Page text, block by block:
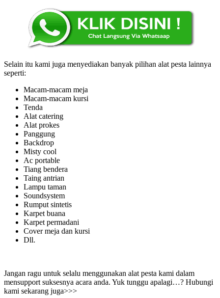
Selain itu kami juga menyediakan banyak pilihan alat pesta lainnya
seperti:
Macam-macam meja
Macam-macam kursi
Tenda
Alat catering
Alat prokes
Panggung
Backdrop
Misty cool
Ac portable
Tiang bendera
Taing antrian
Lampu taman
Soundsystem
Rumput sintetis
Karpet buana
Karpet permadani
Cover meja dan kursi
Dll.
Jangan ragu untuk selalu menggunakan alat pesta kami dalam
mensupport suksesnya acara anda. Yuk tunggu apalagi…? Hubungi
kami sekarang juga>>>